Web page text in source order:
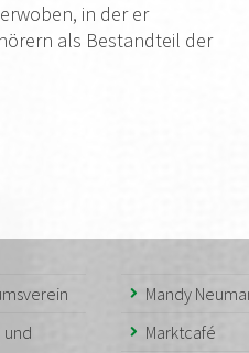
in der er
als Bestandteil der
und
Mandy
Marktcafé